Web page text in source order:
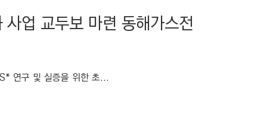
업 교두보 마련 동해가스전
연구 및 실증을 위한 초...